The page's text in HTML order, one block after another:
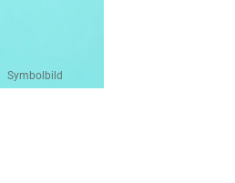
Symbolbild